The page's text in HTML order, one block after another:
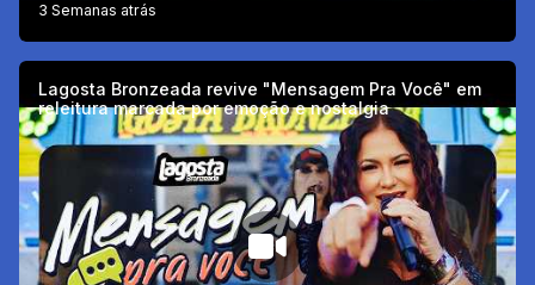
3 Semanas atrás
Lagosta Bronzeada revive "Mensagem Pra Você" em
releitura marcada por emoção e nostalgia